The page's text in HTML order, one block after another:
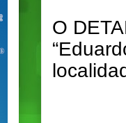
O